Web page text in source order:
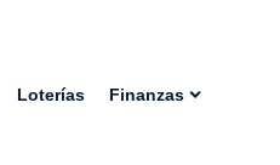
Loterías Finanzas